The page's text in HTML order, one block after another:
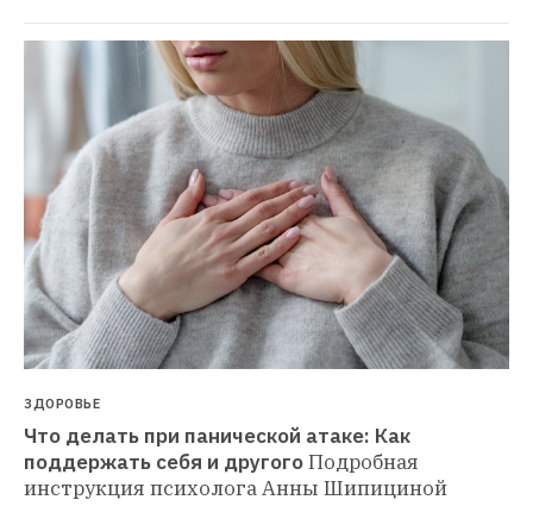
ЗДОРОВЬЕ
Что делать при панической атаке: Как
поддержать себя и другогоПодробная
инструкция психолога Анны Шипициной